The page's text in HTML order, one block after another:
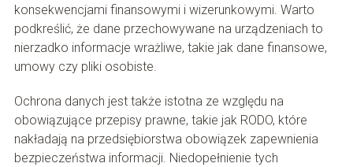
konsekwencjami finansowymi i wizerunkowymi. Warto
podkreślić, że dane przechowywane na urządzeniach to
nierzadko informacje wrażliwe, takie jak dane finansowe,
umowy czy pliki osobiste.
Ochrona danych jest także istotna ze względu na
obowiązujące przepisy prawne, takie jak RODO, które
nakładają na przedsiębiorstwa obowiązek zapewnienia
bezpieczeństwa informacji. Niedopełnienie tych